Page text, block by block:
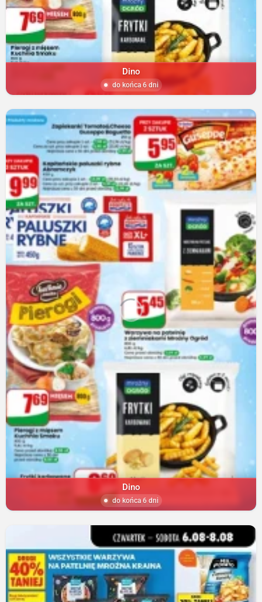
Dino
do końca 6 dni
Dino
do końca 6 dni